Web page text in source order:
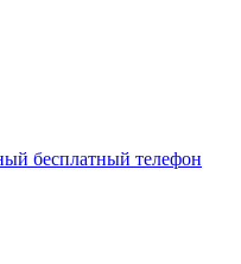
бесплатный телефон